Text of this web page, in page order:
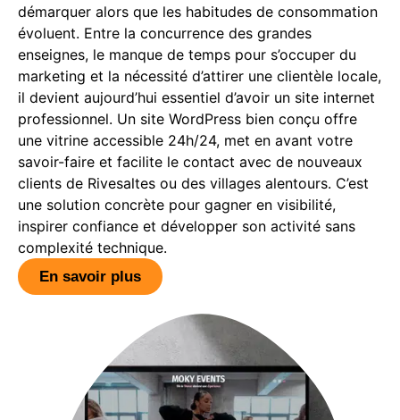
démarquer alors que les habitudes de consommation
évoluent. Entre la concurrence des grandes
enseignes, le manque de temps pour s’occuper du
marketing et la nécessité d’attirer une clientèle locale,
il devient aujourd’hui essentiel d’avoir un site internet
professionnel. Un site WordPress bien conçu offre
une vitrine accessible 24h/24, met en avant votre
savoir-faire et facilite le contact avec de nouveaux
clients de Rivesaltes ou des villages alentours. C’est
une solution concrète pour gagner en visibilité,
inspirer confiance et développer son activité sans
complexité technique.
En savoir plus